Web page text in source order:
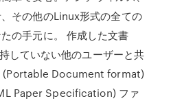
その他のLinux形式の全ての
の手元に。 作成した文書
していない他のユーザーと共
(Portable Document format)
Paper Specification) ファ